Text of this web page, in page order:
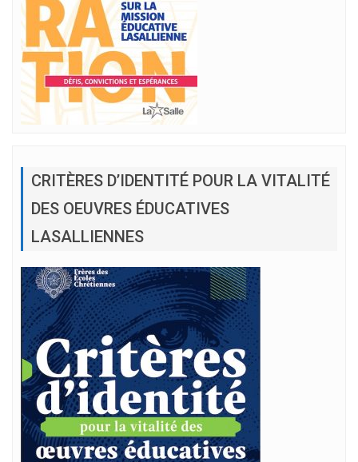
CRITÈRES D’IDENTITÉ POUR LA VITALITÉ
DES OEUVRES ÉDUCATIVES
LASALLIENNES